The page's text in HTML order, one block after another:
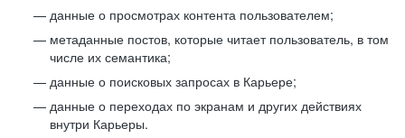
данные о просмотрах контента пользователем;
метаданные постов, которые читает пользователь, в том
числе их семантика;
данные о поисковых запросах в Карьере;
данные о переходах по экранам и других действиях
внутри Карьеры.